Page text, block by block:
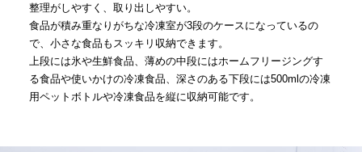
整理がしやすく、取り出しやすい。
食品が積み重なりがちな冷凍室が3段のケースになっているの
で、小さな食品もスッキリ収納できます。
上段には氷や生鮮食品、薄めの中段にはホームフリージングす
る食品や使いかけの冷凍食品、深さのある下段には500mlの冷凍
用ペットボトルや冷凍食品を縦に収納可能です。